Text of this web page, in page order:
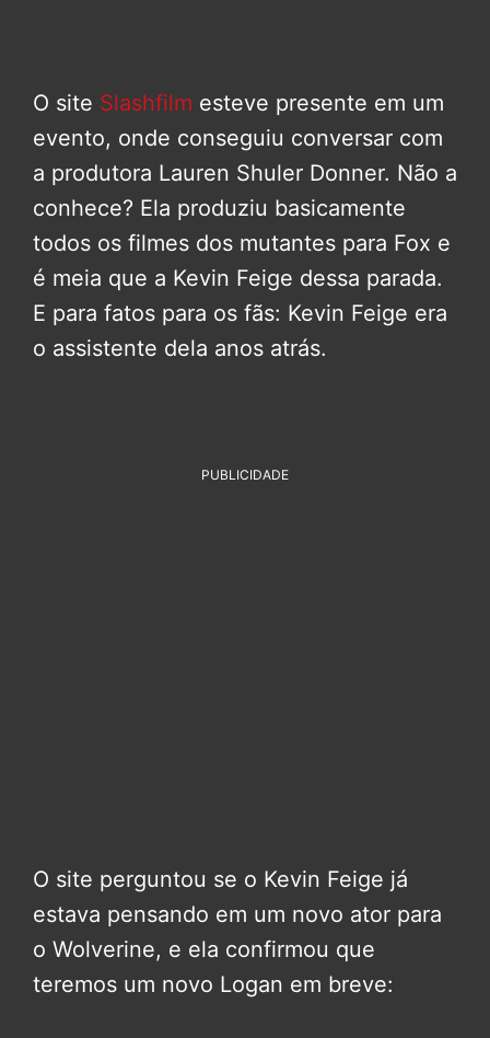
O site Slashfilm esteve presente em um
evento, onde conseguiu conversar com
a produtora Lauren Shuler Donner. Não a
conhece? Ela produziu basicamente
todos os filmes dos mutantes para Fox e
é meia que a Kevin Feige dessa parada.
E para fatos para os fãs: Kevin Feige era
o assistente dela anos atrás.
PUBLICIDADE
O site perguntou se o Kevin Feige já
estava pensando em um novo ator para
o Wolverine, e ela confirmou que
teremos um novo Logan em breve: